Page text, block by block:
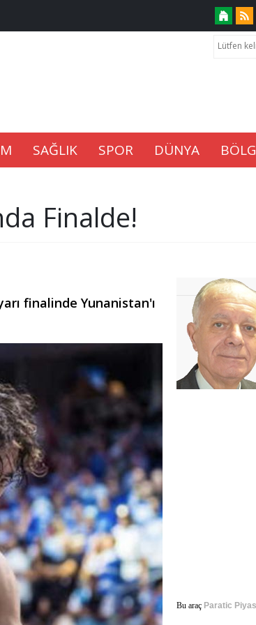
SAĞLIK SPOR DÜNYA
Finalde!
finalinde Yunanistan'ı
Bu araç Paratic